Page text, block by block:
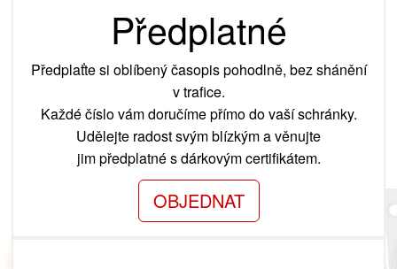
Předplatné
Předplaťte si oblíbený časopis pohodlně, bez shánění
v trafice.
Každé číslo vám doručíme přímo do vaší schránky.
Udělejte radost svým blízkým a věnujte
jim předplatné s dárkovým certifikátem.
OBJEDNAT